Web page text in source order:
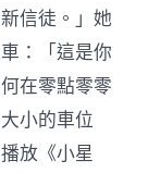
信徒。」她
：「這是你
在零點零零
小的車位
放《小星